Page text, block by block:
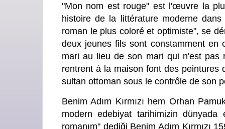
"Mon nom est rouge" est l'œuvre la
histoire de la littérature moderne
roman le plus coloré et optimiste", se
deux jeunes fils sont constamment en
mari au lieu de son mari qui n'est pas
rentrent à la maison font des peintures
sultan ottoman sous le contrôle de son
Benim Adım Kırmızı hem Orhan
modern edebiyat tarihimizin
romanım" dediği Benim Adım Kırmızı